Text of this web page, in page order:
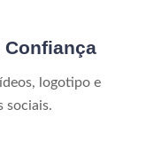
logotipo e
sociais.